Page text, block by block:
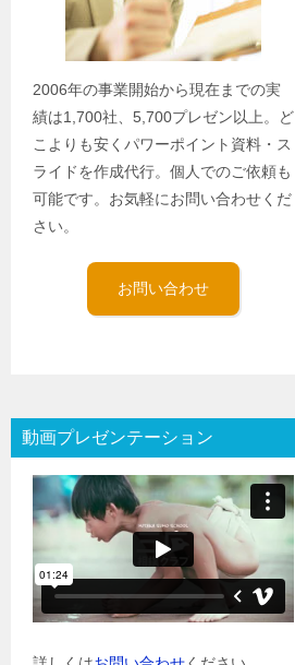
2006年の事業開始から現在までの実
績は1,700社、5,700プレゼン以上。ど
こよりも安くパワーポイント資料・ス
ライドを作成代行。個人でのご依頼も
可能です。お気軽にお問い合わせくだ
さい。
お問い合わせ
動画プレゼンテーション